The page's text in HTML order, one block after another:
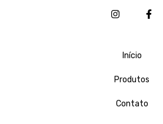
Início
Produtos
Contato